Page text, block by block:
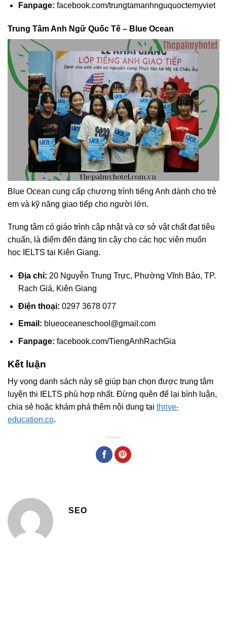
Fanpage: facebook.com/trungtamanhnguquoctemyviet
Trung Tâm Anh Ngữ Quốc Tế – Blue Ocean
Blue Ocean cung cấp chương trình tiếng Anh dành cho trẻ
em và kỹ năng giao tiếp cho người lớn.
Trung tâm có giáo trình cập nhật và cơ sở vật chất đạt tiêu
chuẩn, là điểm đến đáng tin cậy cho các học viên muốn
học IELTS tại Kiên Giang.
Địa chỉ: 20 Nguyễn Trung Trực, Phường Vĩnh Bảo, TP.
Rạch Giá, Kiên Giang
Điện thoại: 0297 3678 077
Email: blueoceaneschool@gmail.com
Fanpage: facebook.com/TiengAnhRachGia
Kết luận
Hy vọng danh sách này sẽ giúp bạn chọn được trung tâm
luyện thi IELTS phù hợp nhất. Đừng quên để lại bình luận,
chia sẻ hoặc khám phá thêm nội dung tại thrive-
education.co.
SEO